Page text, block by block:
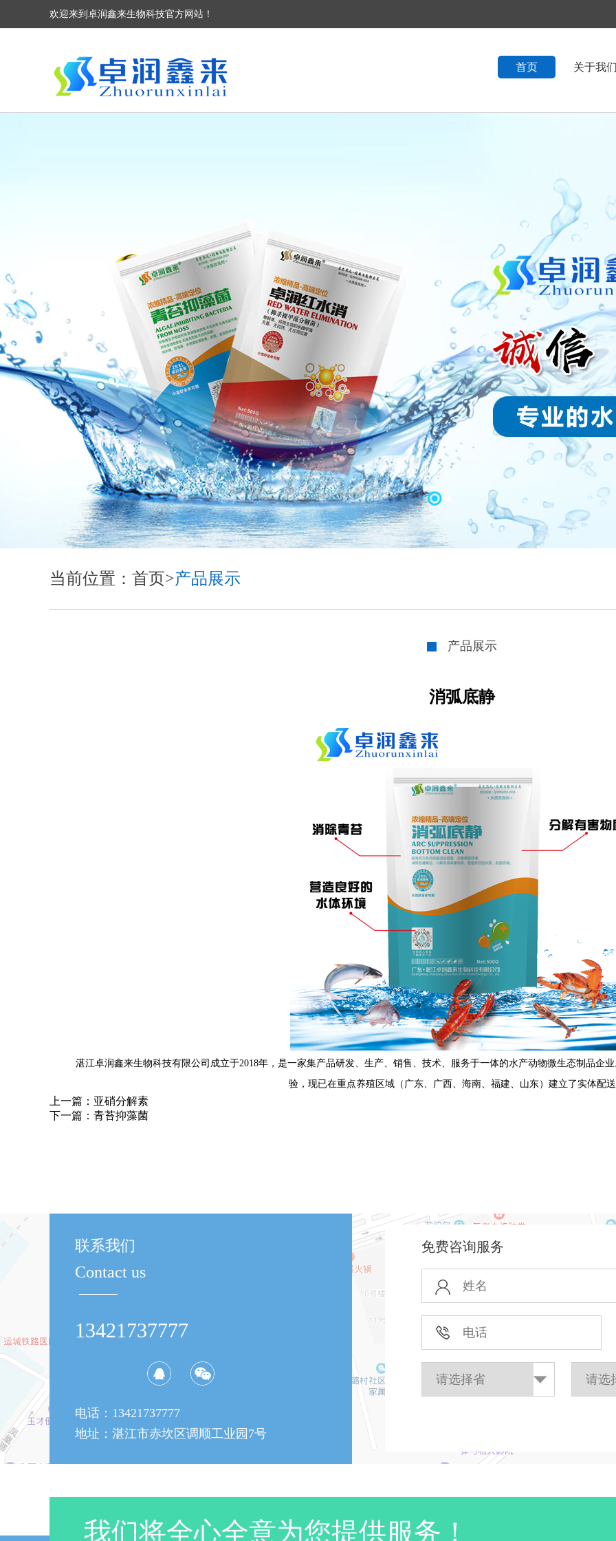
欢迎来到卓润鑫来生物科技官方网站！
首页 关于我
当前位置：首页>产品展示
产品展示
消弧底静
湛江卓润鑫来生物科技有限公司成立于2018年，是一家集产品研发、生产、销售、技术、服务于一体的水产动物微生态制品企
验，现已在重点养殖区域（广东、广西、海南、福建、山东）建立了实体配
上一篇： 亚硝分解素
下一篇： 青苔抑藻菌
联系我们
Contact us
13421737777
电话：13421737777
地址： 湛江市赤坎区调顺工业园7号
免费咨询服务
我们将全心全意为您提供服务！